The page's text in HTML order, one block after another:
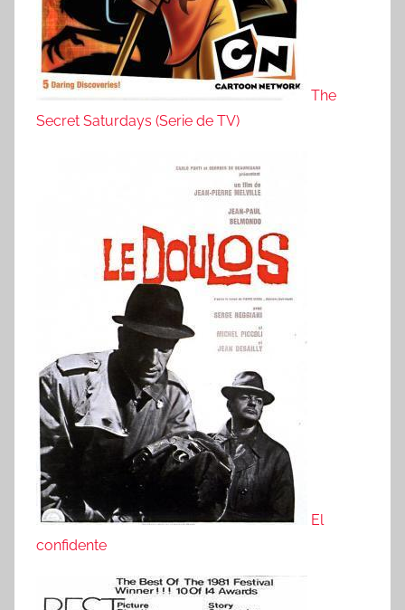
The
Secret Saturdays (Serie de TV)
El
confidente